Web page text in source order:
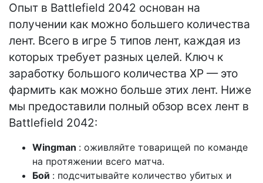
Опыт в Battlefield 2042 основан на
получении как можно большего количества
лент. Всего в игре 5 типов лент, каждая из
которых требует разных целей. Ключ к
заработку большого количества XP — это
фармить как можно больше этих лент. Ниже
мы предоставили полный обзор всех лент в
Battlefield 2042:
Wingman : оживляйте товарищей по команде
на протяжении всего матча.
Бой : подсчитывайте количество убитых и